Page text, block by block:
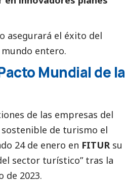
asegurará el éxito del
entero.
Mundial de la
de las empresas del
de turismo el
24 de enero en FITUR su
sector turístico” tras la
de 2023.